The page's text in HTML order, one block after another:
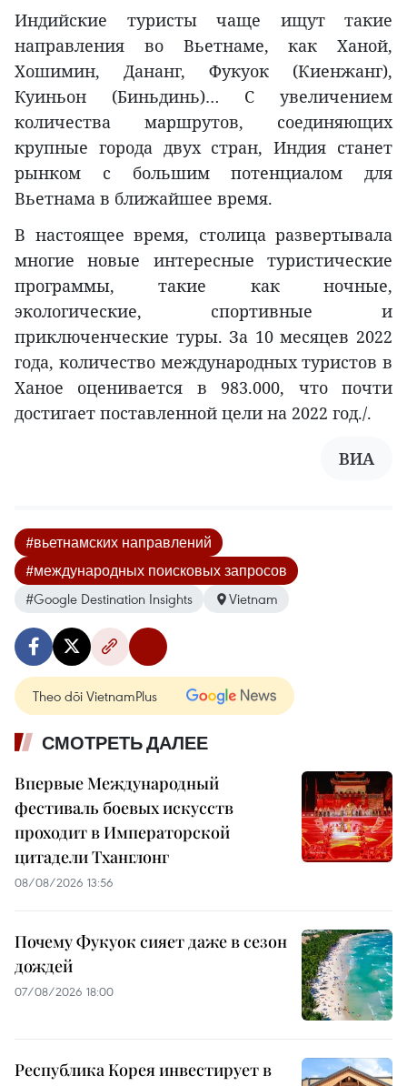
Индийские туристы чаще ищут такие
направления во Вьетнаме, как Ханой,
Хошимин, Дананг, Фукуок (Киенжанг),
Куиньон (Биньдинь)… С увеличением
количества маршрутов, соединяющих
крупные города двух стран, Индия станет
рынком с большим потенциалом для
Вьетнама в ближайшее время.
В настоящее время, столица развертывала
многие новые интересные туристические
программы, такие как ночные,
экологические, спортивные и
приключенческие туры. За 10 месяцев 2022
года, количество международных туристов в
Ханое оценивается в 983.000, что почти
достигает поставленной цели на 2022 год./.
ВИА
#вьетнамских направлений
#международных поисковых запросов
#Google Destination Insights
Vietnam
Theo dõi VietnamPlus
СМОТРЕТЬ ДАЛЕЕ
Впервые Международный
фестиваль боевых искусств
проходит в Императорской
цитадели Тханглонг
08/08/2026 13:56
Почему Фукуок сияет даже в сезон
дождей
07/08/2026 18:00
Республика Корея инвестирует в